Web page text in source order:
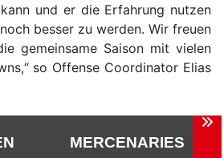
und er die Erfahrung nutzen
besser zu werden. Wir freuen
gemeinsame Saison mit vielen
so Offense Coordinator Elias
MERCENARIES